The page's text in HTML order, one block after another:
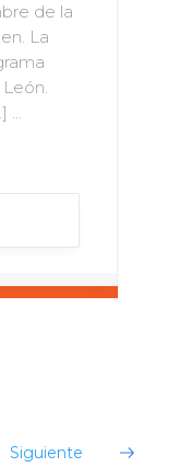
de la
La
...
Siguiente